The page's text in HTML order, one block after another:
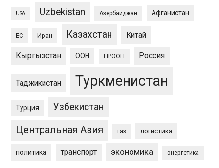
USA Uzbekistan Азербайджан Афганистан
ЕС Иран Казахстан Китай
Кыргызстан ООН ПРООН Россия
Таджикистан Туркменистан
Турция Узбекистан
Центральная Азия газ логистика
политика транспорт экономика энергетика